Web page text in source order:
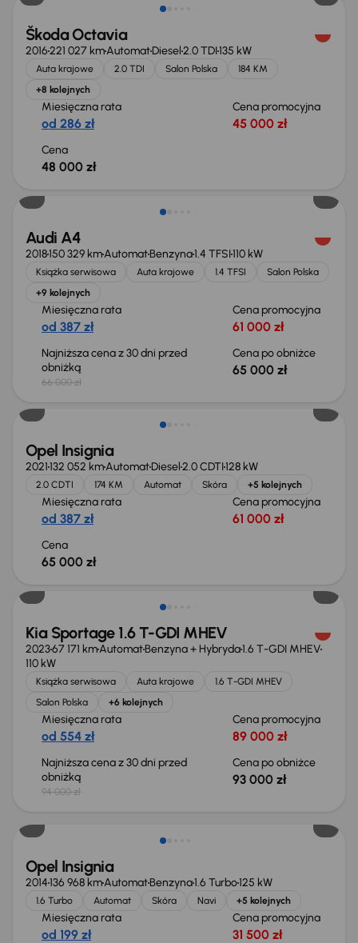
Škoda Octavia
2016221 027 kmAutomatDiesel2.0 TDI135 kW
Auta krajowe 2.0 TDI Salon Polska
184 KM
+8 kolejnych
Miesięczna rata
od 286 zł
Cena promocyjna
45 000 zł
Cena
48 000 zł
Taniej o 1 000 zł
Audi A4
2018150 329 kmAutomatBenzyna1.4 TFSI110 kW
Książka serwisowa Auta krajowe 1.4 TFSI
Salon Polska
+9 kolejnych
Miesięczna rata
od 387 zł
Cena promocyjna
61 000 zł
Najniższa cena z 30 dni przed
obniżką
66 000 zł
Cena po obniżce
65 000 zł
Opel Insignia
2021132 052 kmAutomatDiesel2.0 CDTI128 kW
2.0 CDTI 174 KM Automat Skóra +5 kolejnych
Miesięczna rata
od 387 zł
Cena promocyjna
61 000 zł
Cena
65 000 zł
Taniej o 1 000 zł
Kia Sportage 1.6 T-GDI MHEV
202367 171 kmAutomatBenzyna + Hybryda1.6 T-GDI MHEV
110 kW
Książka serwisowa Auta krajowe
1.6 T-GDI MHEV
Salon Polska
+6 kolejnych
Miesięczna rata
od 554 zł
Cena promocyjna
89 000 zł
Najniższa cena z 30 dni przed
obniżką
94 000 zł
Cena po obniżce
93 000 zł
Opel Insignia
2014136 968 kmAutomatBenzyna1.6 Turbo125 kW
1.6 Turbo Automat Skóra Navi +5 kolejnych
Miesięczna rata
od 199 zł
Cena promocyjna
31 500 zł